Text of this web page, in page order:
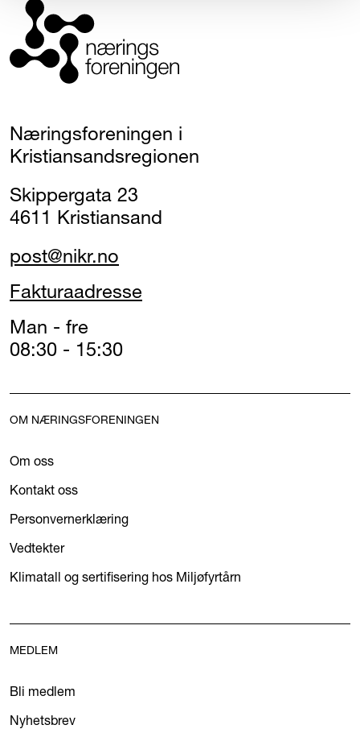
Næringsforeningen i
Kristiansandsregionen
Skippergata 23
4611 Kristiansand
post@nikr.no
Fakturaadresse
Man - fre
08:30 - 15:30
OM NÆRINGSFORENINGEN
Om oss
Kontakt oss
Personvernerklæring
Vedtekter
Klimatall og sertifisering hos Miljøfyrtårn
MEDLEM
Bli medlem
Nyhetsbrev